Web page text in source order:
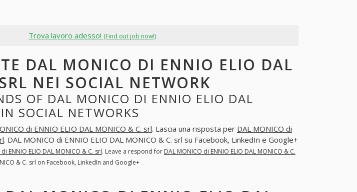
Trova lavoro adesso! (Find out job now!)
DAL MONICO DI ENNIO ELIO DAL
NEI SOCIAL NETWORK
OF DAL MONICO DI ENNIO ELIO DAL
SOCIAL NETWORKS
di ENNIO ELIO DAL MONICO & C. srl. Lascia una risposta per DAL MONICO di
. DAL MONICO di ENNIO ELIO DAL MONICO & C. srl su Facebook, LinkedIn e Google+
ENNIO ELIO DAL MONICO & C. srl. Leave a respond for DAL MONICO di ENNIO ELIO DAL MONICO & C.
& C. srl on Facebook, LinkedIn and Google+